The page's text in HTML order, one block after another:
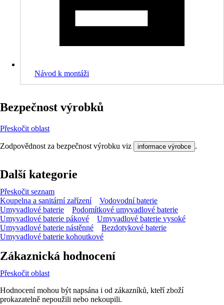
Návod k montáži
Bezpečnost výrobků
Přeskočit oblast
Zodpovědnost za bezpečnost výrobku viz informace výrobce .
Další kategorie
Přeskočit seznam
Koupelna a sanitární zařízení
Vodovodní baterie
Umyvadlové baterie
Podomítkové umyvadlové baterie
Umyvadlové baterie pákové
Umyvadlové baterie vysoké
Umyvadlové baterie nástěnné
Bezdotykové baterie
Umyvadlové baterie kohoutkové
Zákaznická hodnocení
Přeskočit oblast
Hodnocení mohou být napsána i od zákazníků, kteří zboží
prokazatelně nepoužili nebo nekoupili.